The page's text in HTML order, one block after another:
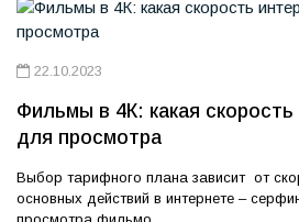
22.10.2023
Фильмы в 4К: какая
для просмотра
Выбор тарифного плана зависит от
основных действий в интернете –